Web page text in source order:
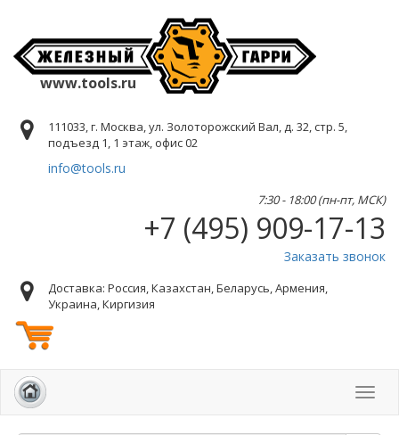
www.tools.ru
111033, г. Москва, ул. Золоторожский Вал, д. 32, стр. 5,
подъезд 1, 1 этаж, офис 02
info@tools.ru
7:30 - 18:00 (пн-пт, МСК)
+7 (495) 909-17-13
Заказать звонок
Доставка: Россия, Казахстан, Беларусь, Армения,
Украина, Киргизия